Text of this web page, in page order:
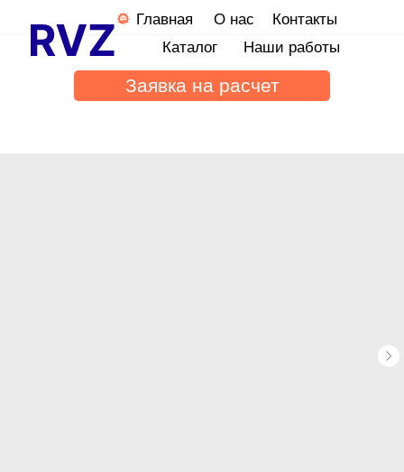
Главная
О нас
Наши работы
Каталог
Контакты
Заявка на расчет